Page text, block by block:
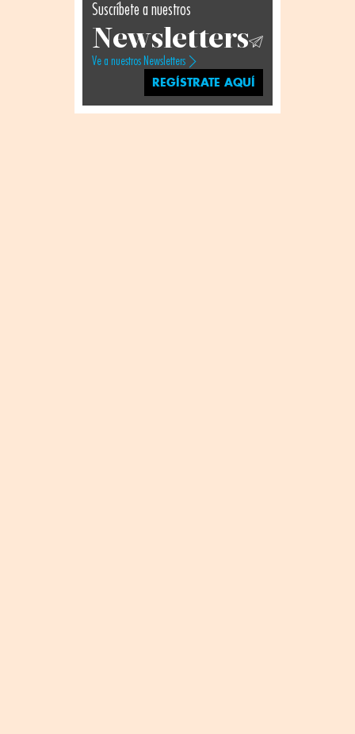
Suscríbete a nuestros
Newsletters
Ve a nuestros Newsletters
REGÍSTRATE AQUÍ